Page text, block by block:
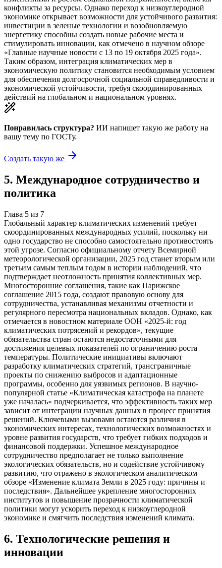
конфликты за ресурсы. Однако переход к низкоуглеродной
экономике открывает возможности для устойчивого развития:
инвестиции в зеленые технологии и возобновляемую
энергетику способны создать новые рабочие места и
стимулировать инновации, как отмечено в научном обзоре
«Главные научные новости с 13 по 19 октября 2025 года».
Таким образом, интеграция климатических мер в
экономическую политику становится необходимым условием
для обеспечения долгосрочной социальной справедливости и
экономической устойчивости, требуя скоординированных
действий на глобальном и национальном уровнях.
Понравилась структура? ИИ напишет такую же работу на
вашу тему по ГОСТу.
Создать такую же
5. Международное сотрудничество и
политика
Глава 5 из 7
Глобальный характер климатических изменений требует
скоординированных международных усилий, поскольку ни
одно государство не способно самостоятельно противостоять
этой угрозе. Согласно официальному отчету Всемирной
метеорологической организации, 2025 год станет вторым или
третьим самым теплым годом в истории наблюдений, что
подтверждает неотложность принятия коллективных мер.
Многосторонние соглашения, такие как Парижское
соглашение 2015 года, создают правовую основу для
сотрудничества, устанавливая механизмы отчетности и
регулярного пересмотра национальных вкладов. Однако, как
отмечается в новостном материале ООН «2025-й: год
климатических потрясений и рекордов», текущие
обязательства стран остаются недостаточными для
достижения целевых показателей по ограничению роста
температуры. Политические инициативы включают
разработку климатических стратегий, трансграничные
проекты по снижению выбросов и адаптационные
программы, особенно для уязвимых регионов. В научно-
популярной статье «Климатическая катастрофа на планете
уже началась» подчеркивается, что эффективность таких мер
зависит от интеграции научных данных в процесс принятия
решений. Ключевыми вызовами остаются различия в
экономических интересах, технологических возможностях и
уровне развития государств, что требует гибких подходов и
финансовой поддержки. Успешное международное
сотрудничество предполагает не только выполнение
экологических обязательств, но и содействие устойчивому
развитию, что отражено в экологическом аналитическом
обзоре «Изменение климата Земли в 2025 году: причины и
последствия». Дальнейшее укрепление многосторонних
институтов и повышение прозрачности климатической
политики могут ускорить переход к низкоуглеродной
экономике и смягчить последствия изменений климата.
6. Технологические решения и
инновации